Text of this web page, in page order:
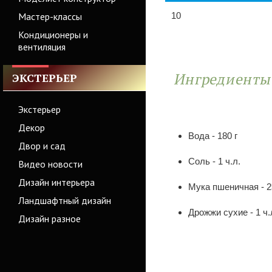
Мастер-классы
Кондиционеры и
вентиляция
ЭКСТЕРЬЕР
Экстерьер
Декор
Двор и сад
Видео новости
Дизайн интерьера
Ландшафтный дизайн
Дизайн разное
10
Ингредиенты
Вода - 180 г
Соль - 1 ч.л.
Мука пшеничная -
Дрожжи сухие - 1